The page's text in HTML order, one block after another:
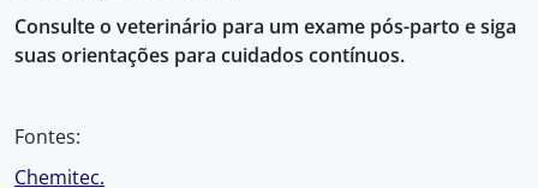
Consulte o veterinário para um exame pós-parto e siga
suas orientações para cuidados contínuos.
Fontes:
Chemitec.